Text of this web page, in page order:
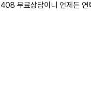
무료상담이니 언제든 연